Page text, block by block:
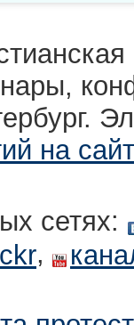
на сайт
сетях:
,